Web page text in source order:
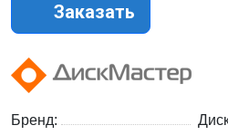
Заказать
Бренд: